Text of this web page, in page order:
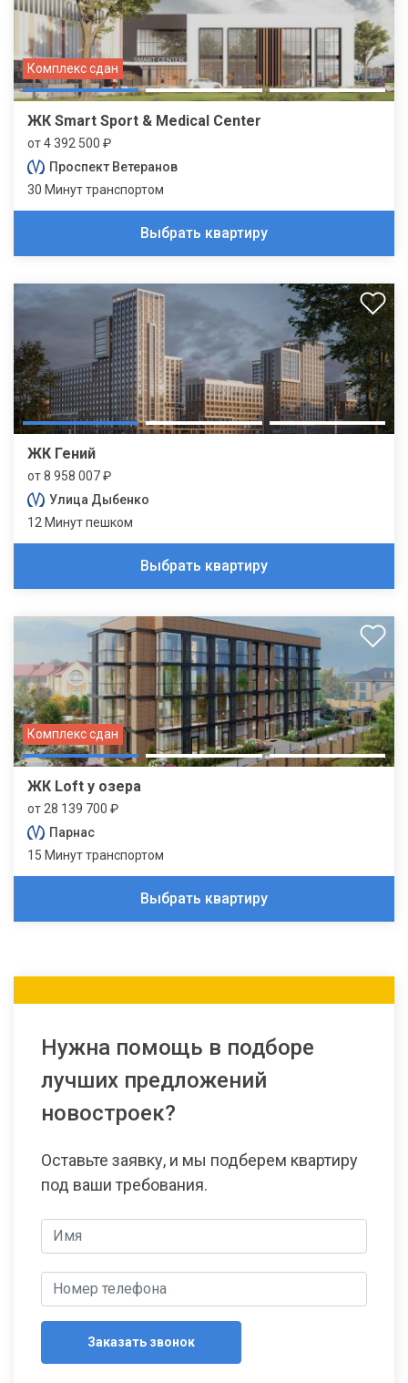
Комплекс сдан
ЖК Smart Sport & Medical Center
от 4 392 500 ₽
Проспект Ветеранов
30 Минут транспортом
Выбрать квартиру
ЖК Гений
от 8 958 007 ₽
Улица Дыбенко
12 Минут пешком
Выбрать квартиру
Комплекс сдан
ЖК Loft у озера
от 28 139 700 ₽
Парнас
15 Минут транспортом
Выбрать квартиру
Нужна помощь в подборе
лучших предложений
новостроек?
Оставьте заявку, и мы подберем квартиру
под ваши требования.
Заказать звонок